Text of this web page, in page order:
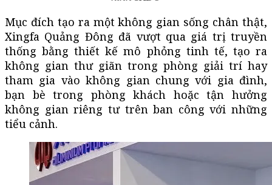
Mục đích tạo ra một không gian sống chân thật,
Xingfa Quảng Đông đã vượt qua giá trị truyền
thống bằng thiết kế mô phỏng tinh tế, tạo ra
không gian thư giãn trong phòng giải trí hay
tham gia vào không gian chung với gia đình,
bạn bè trong phòng khách hoặc tận hưởng
không gian riêng tư trên ban công với những
tiểu cảnh.